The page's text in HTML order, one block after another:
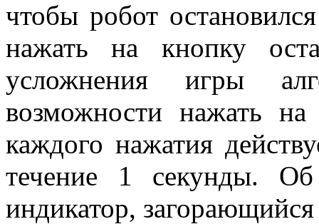
чтобы робот
нажать на кнопку
усложнения игры
возможности нажать
каждого нажатия
течение 1 секунды. Об
индикатор,